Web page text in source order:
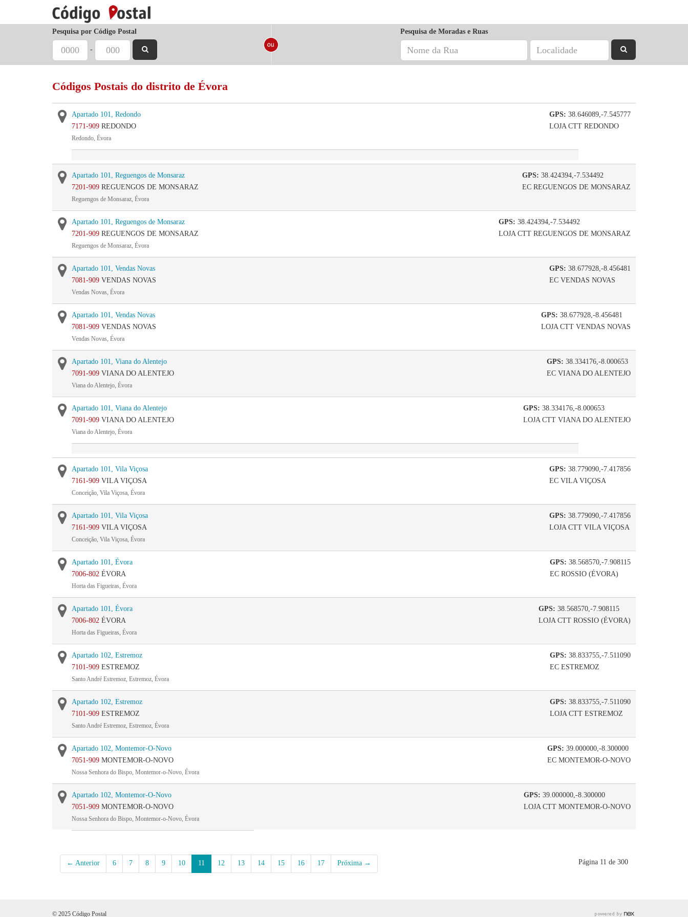
Pesquisa por Código Postal
-
Pesquisa de Moradas e Ruas
Códigos Postais do distrito de Évora
GPS: 38.646089,-7.545777
LOJA CTT REDONDO
Apartado 101, Redondo
7171-909 REDONDO
Redondo, Évora
GPS: 38.424394,-7.534492
EC REGUENGOS DE MONSARAZ
Apartado 101, Reguengos de Monsaraz
7201-909 REGUENGOS DE MONSARAZ
Reguengos de Monsaraz, Évora
GPS: 38.424394,-7.534492
LOJA CTT REGUENGOS DE MONSARAZ
Apartado 101, Reguengos de Monsaraz
7201-909 REGUENGOS DE MONSARAZ
Reguengos de Monsaraz, Évora
GPS: 38.677928,-8.456481
EC VENDAS NOVAS
Apartado 101, Vendas Novas
7081-909 VENDAS NOVAS
Vendas Novas, Évora
GPS: 38.677928,-8.456481
LOJA CTT VENDAS NOVAS
Apartado 101, Vendas Novas
7081-909 VENDAS NOVAS
Vendas Novas, Évora
GPS: 38.334176,-8.000653
EC VIANA DO ALENTEJO
Apartado 101, Viana do Alentejo
7091-909 VIANA DO ALENTEJO
Viana do Alentejo, Évora
GPS: 38.334176,-8.000653
LOJA CTT VIANA DO ALENTEJO
Apartado 101, Viana do Alentejo
7091-909 VIANA DO ALENTEJO
Viana do Alentejo, Évora
GPS: 38.779090,-7.417856
EC VILA VIÇOSA
Apartado 101, Vila Viçosa
7161-909 VILA VIÇOSA
Conceição, Vila Viçosa, Évora
GPS: 38.779090,-7.417856
LOJA CTT VILA VIÇOSA
Apartado 101, Vila Viçosa
7161-909 VILA VIÇOSA
Conceição, Vila Viçosa, Évora
GPS: 38.568570,-7.908115
EC ROSSIO (ÉVORA)
Apartado 101, Évora
7006-802 ÉVORA
Horta das Figueiras, Évora
GPS: 38.568570,-7.908115
LOJA CTT ROSSIO (ÉVORA)
Apartado 101, Évora
7006-802 ÉVORA
Horta das Figueiras, Évora
GPS: 38.833755,-7.511090
EC ESTREMOZ
Apartado 102, Estremoz
7101-909 ESTREMOZ
Santo André Estremoz, Estremoz, Évora
GPS: 38.833755,-7.511090
LOJA CTT ESTREMOZ
Apartado 102, Estremoz
7101-909 ESTREMOZ
Santo André Estremoz, Estremoz, Évora
GPS: 39.000000,-8.300000
EC MONTEMOR-O-NOVO
Apartado 102, Montemor-O-Novo
7051-909 MONTEMOR-O-NOVO
Nossa Senhora do Bispo, Montemor-o-Novo, Évora
GPS: 39.000000,-8.300000
LOJA CTT MONTEMOR-O-NOVO
Apartado 102, Montemor-O-Novo
7051-909 MONTEMOR-O-NOVO
Nossa Senhora do Bispo, Montemor-o-Novo, Évora
← Anterior 6 7 8 9 10 11 12 13 14 15 16 17 Próxima → Página 11 de 300
© 2025 Código Postal